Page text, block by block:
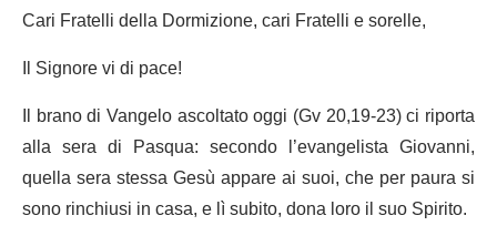
Cari Fratelli della Dormizione, cari Fratelli e sorelle,
Il Signore vi di pace!
Il brano di Vangelo ascoltato oggi (Gv 20,19-23) ci riporta
alla sera di Pasqua: secondo l’evangelista Giovanni,
quella sera stessa Gesù appare ai suoi, che per paura si
sono rinchiusi in casa, e lì subito, dona loro il suo Spirito.